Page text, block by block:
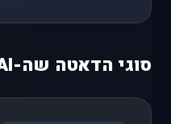
סוגי הדאטה שה-AI צריך